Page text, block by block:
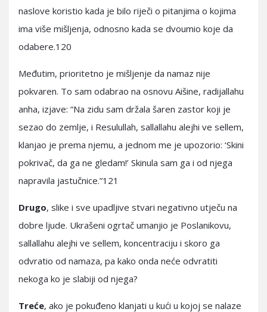
naslove koristio kada je bilo riječi o pitanjima o kojima
ima više mišljenja, odnosno kada se dvoumio koje da
odabere.120
Međutim, prioritetno je mišljenje da namaz nije
pokvaren. To sam odabrao na osnovu Aišine, radijallahu
anha, izjave: “Na zidu sam držala šaren zastor koji je
sezao do zemlje, i Resulullah, sallallahu alejhi ve sellem,
klanjao je prema njemu, a jednom me je upozorio: ‘Skini
pokrivač, da ga ne gledam!’ Skinula sam ga i od njega
napravila jastučnice.”121
Drugo, slike i sve upadljive stvari negativno utječu na
dobre ljude. Ukrašeni ogrtač umanjio je Poslanikovu,
sallallahu alejhi ve sellem, koncentraciju i skoro ga
odvratio od namaza, pa kako onda neće odvratiti
nekoga ko je slabiji od njega?
Treće, ako je pokuđeno klanjati u kući u kojoj se nalaze